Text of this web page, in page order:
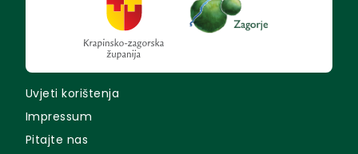
Uvjeti korištenja
Impressum
Pitajte nas